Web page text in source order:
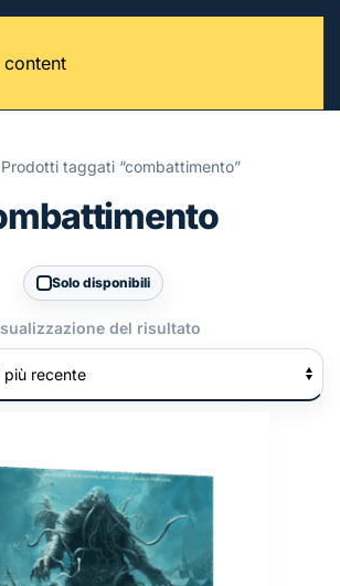
taggati “combattimento”
Solo disponibili
del risultato